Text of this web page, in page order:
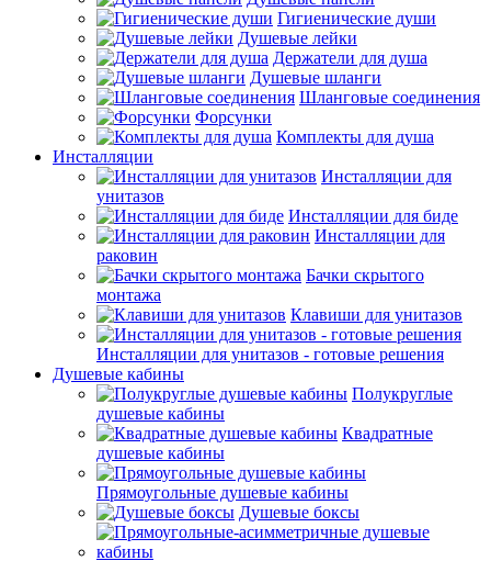
Гигиенические души
Душевые лейки
Держатели для душа
Душевые шланги
Шланговые соединения
Форсунки
Комплекты для душа
Инсталляции
Инсталляции для
унитазов
Инсталляции для биде
Инсталляции для
раковин
Бачки скрытого
монтажа
Клавиши для унитазов
Инсталляции для унитазов - готовые решения
Душевые кабины
Полукруглые
душевые кабины
Квадратные
душевые кабины
Прямоугольные душевые кабины
Душевые боксы